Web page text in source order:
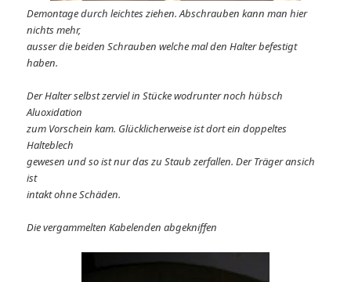
Demontage durch leichtes ziehen. Abschrauben kann man hier
nichts mehr,
ausser die beiden Schrauben welche mal den Halter befestigt
haben.
Der Halter selbst zerviel in Stücke wodrunter noch hübsch
Aluoxidation
zum Vorschein kam. Glücklicherweise ist dort ein doppeltes
Halteblech
gewesen und so ist nur das zu Staub zerfallen. Der Träger ansich
ist
intakt ohne Schäden.
Die vergammelten Kabelenden abgekniffen